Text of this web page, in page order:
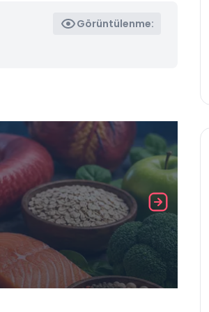
Görüntülenme: